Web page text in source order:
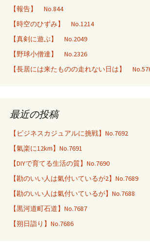
【報告】 No.844
【時空のひずみ】 No.1214
【真剣に遊ぶ】 No.2049
【野球小僧達】 No.2326
【長居には来たものの走れない日は】
最近の投稿
【ビジネスカジュアルに挑戦】No.7692
【氣楽に12km】No.7691
【DIYで育てる生活の質】No.7690
【勘のいい人は氣付いているが2】No.7689
【勘のいい人は氣付いているが】No.7688
【黒河道町石道】No.7687
【朔日詣り】No.7686